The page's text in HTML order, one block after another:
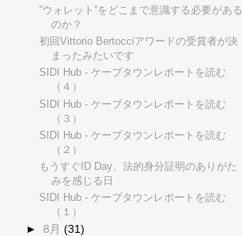
”ウォレット”をどこまで意識する必要がある
のか？
初回Vittorio Bertocciアワードの受賞者が決
まったみたいです
SIDI Hub - ケープタウンレポートを読む
（４）
SIDI Hub - ケープタウンレポートを読む
（３）
SIDI Hub - ケープタウンレポートを読む
（２）
もうすぐID Day、法的身分証明のありがた
みを感じる日
SIDI Hub - ケープタウンレポートを読む
（１）
►8月(31)